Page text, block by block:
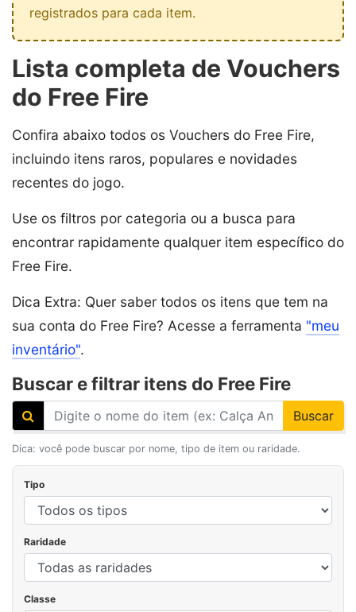
registrados para cada item.
Lista completa de Vouchers
do Free Fire
Confira abaixo todos os Vouchers do Free Fire,
incluindo itens raros, populares e novidades
recentes do jogo.
Use os filtros por categoria ou a busca para
encontrar rapidamente qualquer item específico do
Free Fire.
Dica Extra: Quer saber todos os itens que tem na
sua conta do Free Fire? Acesse a ferramenta "meu
inventário".
Buscar e filtrar itens do Free Fire
Buscar
Dica: você pode buscar por nome, tipo de item ou raridade.
Tipo
Raridade
Classe